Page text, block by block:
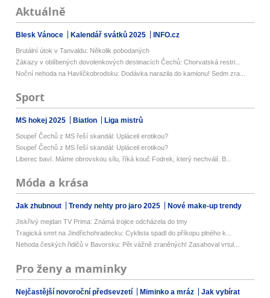
Aktuálně
Blesk Vánoce Kalendář svátků 2025 INFO.cz
Brutální útok v Tanvaldu: Několik pobodaných
Zákazy v oblíbených dovolenkových destinacích Čechů: Chorvatská restri...
Noční nehoda na Havlíčkobrodsku: Dodávka narazila do kamionu! Sedm zra...
Sport
MS hokej 2025 Biatlon Liga mistrů
Soupeř Čechů z MS řeší skandál: Upláceli erotikou?
Soupeř Čechů z MS řeší skandál: Upláceli erotikou?
Liberec baví. Máme obrovskou sílu, říká kouč Fodrek, který nechválí. B...
Móda a krása
Jak zhubnout Trendy nehty pro jaro 2025 Nové make-up trendy
Jiskřivý mejdan TV Prima: Známá trojice odcházela do tmy
Tragická smrt na Jindřichohradecku: Cyklista spadl do příkopu plného k...
Nehoda českých řidičů v Bavorsku: Pět vážně zraněných! Zasahoval vrtul...
Pro ženy a maminky
Nejčastější novoroční předsevzetí Miminko a mráz
Jak vybírat